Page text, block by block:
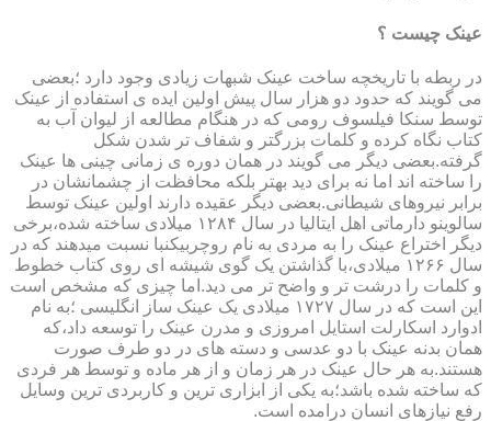
عینک چیست ؟
در ربطه با تاریخچه ساخت عینک شبهات زیادی وجود دارد ؛بعضی
می گویند که حدود دو هزار سال پیش اولین ایده ی استفاده از عینک
توسط سنکا فیلسوف رومی که در هنگام مطالعه از لیوان آب به
کتاب نگاه کرده و کلمات بزرگتر و شفاف تر شدن شکل
گرفته.بعضی دیگر می گویند در همان دوره ی زمانی چینی ها عینک
را ساخته اند اما نه برای دید بهتر بلکه محافظت از چشمانشان در
برابر نیروهای شیطانی.بعضی دیگر عقیده دارند اولین عینک توسط
سالوینو دارماتی اهل ایتالیا در سال ۱۲۸۴ میلادی ساخته شده،برخی
دیگر اختراع عینک را به مردی به نام روچربیکنبا نسبت میدهند که در
سال ۱۲۶۶ میلادی،با گذاشتن یک گوی شیشه ای روی کتاب خطوط
و کلمات را درشت تر و واضح تر می دید.اما چیزی که مشخص است
این است که در سال ۱۷۲۷ میلادی یک عینک ساز انگلیسی ؛به نام
ادوارد اسکارلت استایل امروزی و مدرن عینک را توسعه داد،که
همان بدنه عینک با دو عدسی و دسته های در دو طرف صورت
هستند.به هر حال عینک در هر زمان و از هر ماده و توسط هر فردی
که ساخته شده باشد؛به یکی از ابزاری ترین و کاربردی ترین وسایل
رفع نیازهای انسان درامده است.